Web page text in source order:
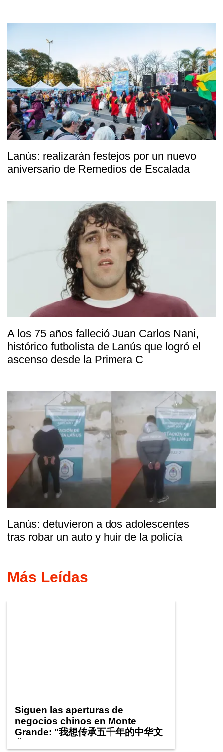
Lanús: realizarán festejos por un nuevo
aniversario de Remedios de Escalada
A los 75 años falleció Juan Carlos Nani,
histórico futbolista de Lanús que logró el
ascenso desde la Primera C
Lanús: detuvieron a dos adolescentes
tras robar un auto y huir de la policía
Más Leídas
Siguen las aperturas de
negocios chinos en Monte
Grande: "我想传承五千年的中华文